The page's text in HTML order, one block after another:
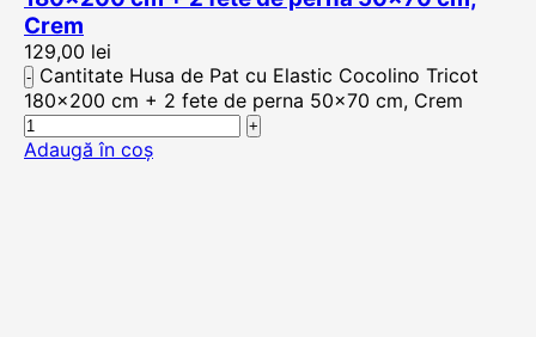
Crem
129,00 lei
Cantitate Husa de Pat cu Elastic Cocolino Tricot
180x200 cm + 2 fete de perna 50x70 cm, Crem
Adaugă în coș